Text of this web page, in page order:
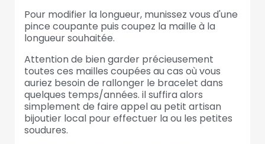
Pour modifier la longueur, munissez vous d'une
pince coupante puis coupez la maille à la
longueur souhaitée.
Attention de bien garder précieusement
toutes ces mailles coupées au cas où vous
auriez besoin de rallonger le bracelet dans
quelques temps/années. il suffira alors
simplement de faire appel au petit artisan
bijoutier local pour effectuer la ou les petites
soudures.